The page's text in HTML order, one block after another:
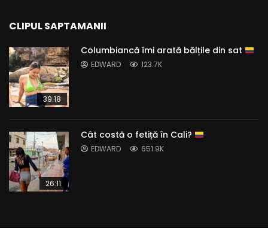
CLIPUL SAPTAMANII
39:18
Columbiancă îmi arată bălțile din sat
EDWARD 123.7K
26:11
Cât costă o fetiță în Cali?
EDWARD 651.9K